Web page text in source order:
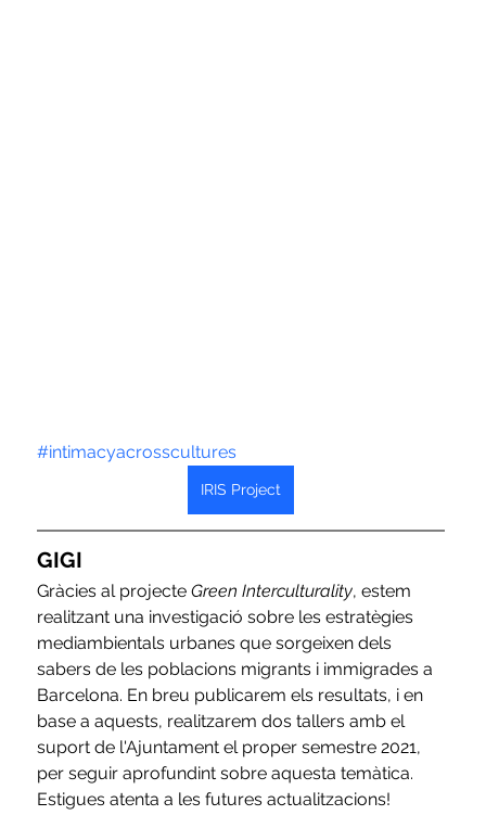
#intimacyacrosscultures
IRIS Project
GIGI
Gràcies al projecte Green Interculturality, estem
realitzant una investigació sobre les estratègies
mediambientals urbanes que sorgeixen dels
sabers de les poblacions migrants i immigrades a
Barcelona. En breu publicarem els resultats, i en
base a aquests, realitzarem dos tallers amb el
suport de l'Ajuntament el proper semestre 2021,
per seguir aprofundint sobre aquesta temàtica.
Estigues atenta a les futures actualitzacions!